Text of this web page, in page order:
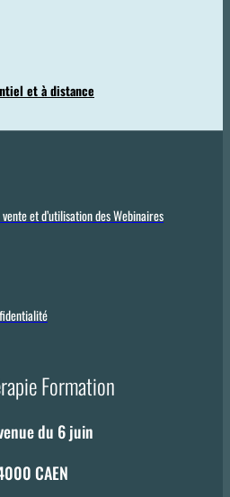
et à distance
et d’utilisation des Webinaires
Formation
du 6 juin
CAEN